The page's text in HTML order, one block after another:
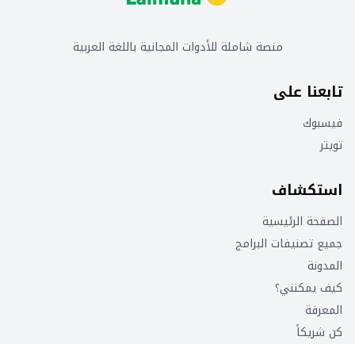
منصة شاملة للأدوات المجانية باللغة العربية
تابعنا على
فيسبوك
تويتر
استكشاف
الصفحة الرئيسية
جميع تصنيفات البرامج
المدونة
كيف يمكنني؟
المعرفة
كن شريكاً